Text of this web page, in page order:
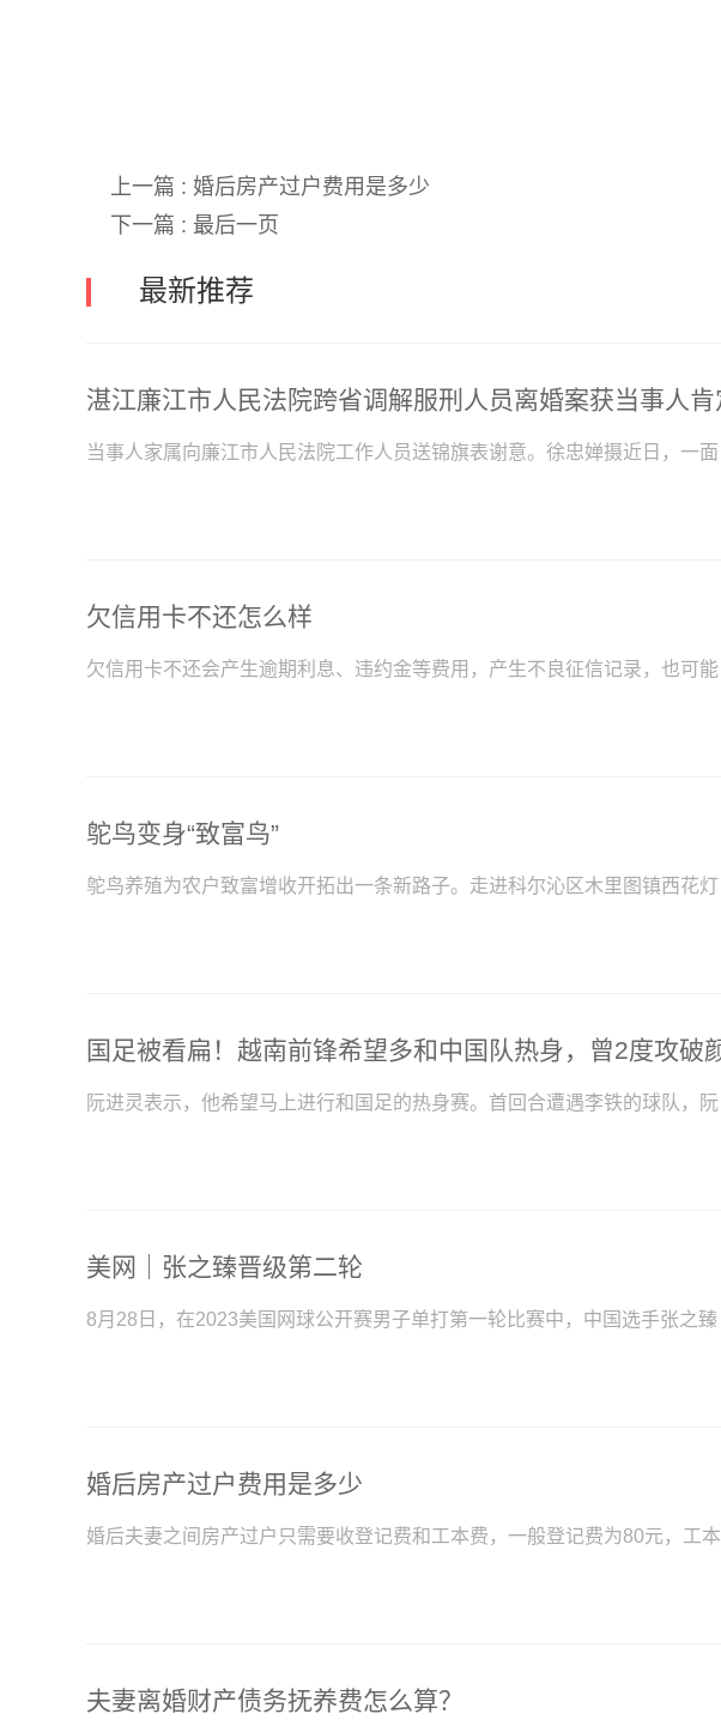
上一篇 : 婚后房产过户费用是多少
下一篇 : 最后一页
最新推荐
当事人家属向廉江市人民法院工作人员送锦旗表谢意。徐忠婵摄近日，一面
欠信用卡不还怎么样
欠信用卡不还会产生逾期利息、违约金等费用，产生不良征信记录，也可能
鸵鸟变身“致富鸟”
鸵鸟养殖为农户致富增收开拓出一条新路子。走进科尔沁区木里图镇西花灯
阮进灵表示，他希望马上进行和国足的热身赛。首回合遭遇李铁的球队，阮
美网｜张之臻晋级第二轮
8月28日，在2023美国网球公开赛男子单打第一轮比赛中，中国选手张之臻
婚后房产过户费用是多少
婚后夫妻之间房产过户只需要收登记费和工本费，一般登记费为80元，工本
夫妻离婚财产债务抚养费怎么算？